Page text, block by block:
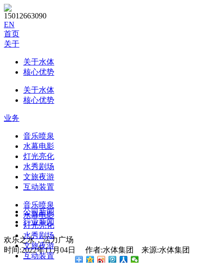
15012663090
EN
首页
关于
关于水体
核心优势
关于水体
核心优势
业务
音乐喷泉
水幕电影
灯光亮化
水秀剧场
文旅夜游
互动装置
音乐喷泉
水幕电影
灯光亮化
水秀剧场
文旅夜游
互动装置
公司新闻
行业新闻
欢乐之水，活力广场
时间:2022年11月04日 作者:水体集团 来源:水体集团